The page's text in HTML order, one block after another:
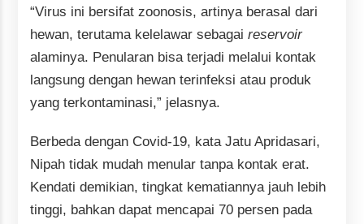
“Virus ini bersifat zoonosis, artinya berasal dari
hewan, terutama kelelawar sebagaireservoir
alaminya. Penularan bisa terjadi melalui kontak
langsung dengan hewan terinfeksi atau produk
yang terkontaminasi,” jelasnya.
Berbeda dengan Covid-19, kata Jatu Apridasari,
Nipah tidak mudah menular tanpa kontak erat.
Kendati demikian, tingkat kematiannya jauh lebih
tinggi, bahkan dapat mencapai 70 persen pada